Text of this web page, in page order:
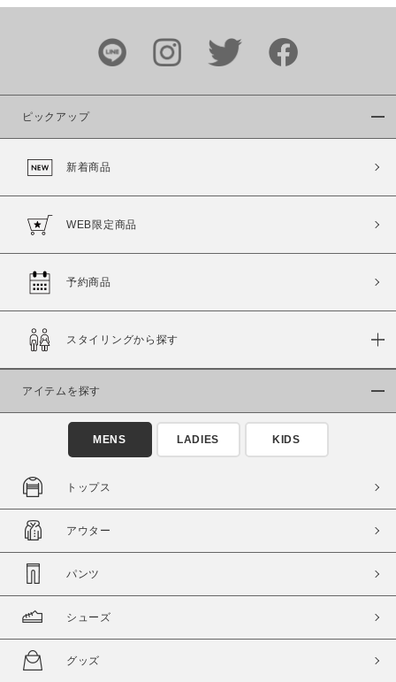
商品タイプ
セール価格
在庫
ピックアップ
新着商品
WEB限定商品
予約商品
スタイリングから探す
アイテムを探す
MENS LADIES KIDS
トップス
アウター
パンツ
シューズ
グッズ